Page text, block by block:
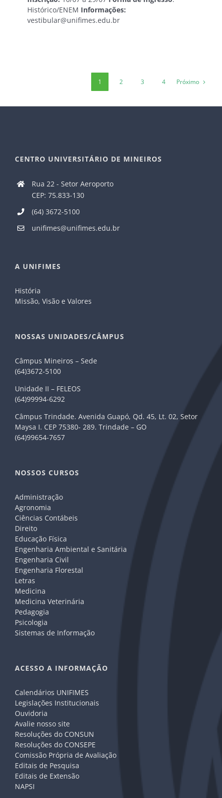
Histórico/ENEM Informações:
vestibular@unifimes.edu.br
1 2 3 4 Próximo
CENTRO UNIVERSITÁRIO DE MINEIROS
Rua 22 - Setor Aeroporto
CEP: 75.833-130
(64) 3672-5100
unifimes@unifimes.edu.br
A UNIFIMES
História
Missão, Visão e Valores
NOSSAS UNIDADES/CÂMPUS
Câmpus Mineiros – Sede
(64)3672-5100
Unidade II – FELEOS
(64)99994-6292
Câmpus Trindade. Avenida Guapó, Qd. 45, Lt. 02, Setor
Maysa I. CEP 75380- 289. Trindade – GO
(64)99654-7657
NOSSOS CURSOS
Administração
Agronomia
Ciências Contábeis
Direito
Educação Física
Engenharia Ambiental e Sanitária
Engenharia Civil
Engenharia Florestal
Letras
Medicina
Medicina Veterinária
Pedagogia
Psicologia
Sistemas de Informação
ACESSO A INFORMAÇÃO
Calendários UNIFIMES
Legislações Institucionais
Ouvidoria
Avalie nosso site
Resoluções do CONSUN
Resoluções do CONSEPE
Comissão Própria de Avaliação
Editais de Pesquisa
Editais de Extensão
NAPSI